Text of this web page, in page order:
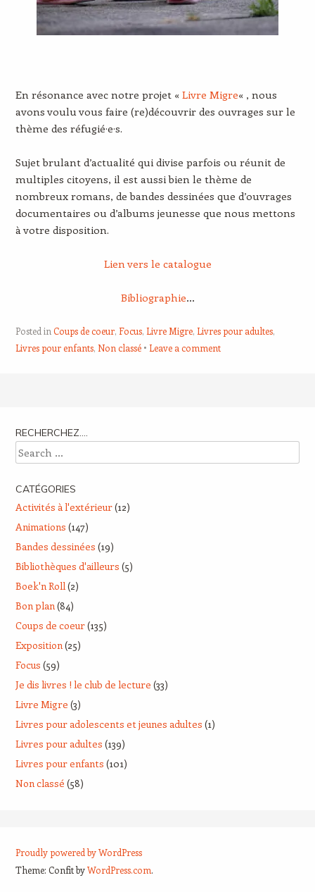
En résonance avec notre projet « Livre Migre« , nous
avons voulu vous faire (re)découvrir des ouvrages sur le
thème des réfugié·e·s.
Sujet brulant d’actualité qui divise parfois ou réunit de
multiples citoyens, il est aussi bien le thème de
nombreux romans, de bandes dessinées que d’ouvrages
documentaires ou d’albums jeunesse que nous mettons
à votre disposition.
Lien vers le catalogue
Bibliographie…
Posted in Coups de coeur, Focus, Livre Migre, Livres pour adultes,
Livres pour enfants, Non classé Leave a comment
RECHERCHEZ….
Search
CATÉGORIES
Activités à l'extérieur(12)
Animations (147)
Bandes dessinées (19)
Bibliothèques d'ailleurs (5)
Boek'n Roll (2)
Bon plan (84)
Coups de coeur(135)
Exposition (25)
Focus (59)
Je dis livres ! le club de lecture (33)
Livre Migre (3)
Livres pour adolescents et jeunes adultes (1)
Livres pour adultes (139)
Livres pour enfants (101)
Non classé (58)
Proudly powered by WordPress
Theme: Confit byWordPress.com.